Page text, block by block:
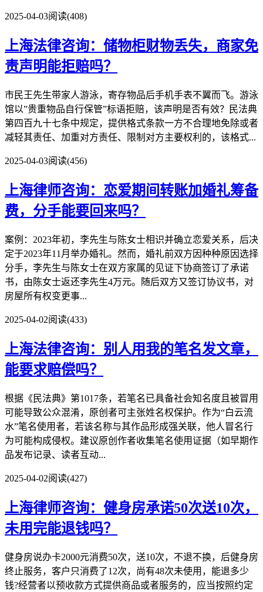
2025-04-03阅读(408)
上海法律咨询：储物柜财物丢失，商家免
责声明能拒赔吗？
市民王先生带家人游泳，寄存物品后手机手表不翼而飞。游泳
馆以”贵重物品自行保管”标语拒赔，该声明是否有效？民法典
第四百九十七条中规定，提供格式条款一方不合理地免除或者
减轻其责任、加重对方责任、限制对方主要权利的，该格式...
2025-04-03阅读(456)
上海律师咨询：恋爱期间转账加婚礼筹备
费，分手能要回来吗？
案例：2023年初，李先生与陈女士相识并确立恋爱关系，后决
定于2023年11月举办婚礼。然而，婚礼前双方因种种原因选择
分手，李先生与陈女士在双方家属的见证下协商签订了承诺
书，由陈女士返还李先生4万元。随后双方又签订协议书，对
房屋所有权变更事...
2025-04-02阅读(433)
上海法律咨询：别人用我的笔名发文章，
能要求赔偿吗？
根据《民法典》第1017条，若笔名已具备社会知名度且被冒用
可能导致公众混淆，原创者可主张姓名权保护。作为“白云流
水”笔名使用者，若该名称与其作品形成强关联，他人冒名行
为可能构成侵权。建议原创作者收集笔名使用证据（如早期作
品发布记录、读者互动...
2025-04-02阅读(427)
上海律师咨询：健身房承诺50次送10次，
未用完能退钱吗？
健身房说办卡2000元消费50次，送10次，不退不换，后健身房
终止服务，客户只消费了12次，尚有48次未使用，能退多少
钱?经营者以预收款方式提供商品或者服务的，应当按照约定